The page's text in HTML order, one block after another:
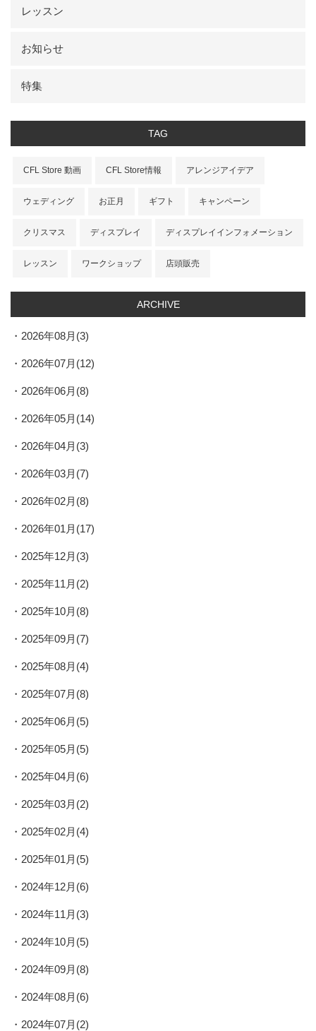
レッスン
お知らせ
特集
TAG
CFL Store 動画 CFL Store情報 アレンジアイデア
ウェディング お正月 ギフト キャンペーン
クリスマス ディスプレイ ディスプレイインフォメーション
レッスン ワークショップ 店頭販売
ARCHIVE
2026年08月(3)
2026年07月(12)
2026年06月(8)
2026年05月(14)
2026年04月(3)
2026年03月(7)
2026年02月(8)
2026年01月(17)
2025年12月(3)
2025年11月(2)
2025年10月(8)
2025年09月(7)
2025年08月(4)
2025年07月(8)
2025年06月(5)
2025年05月(5)
2025年04月(6)
2025年03月(2)
2025年02月(4)
2025年01月(5)
2024年12月(6)
2024年11月(3)
2024年10月(5)
2024年09月(8)
2024年08月(6)
2024年07月(2)